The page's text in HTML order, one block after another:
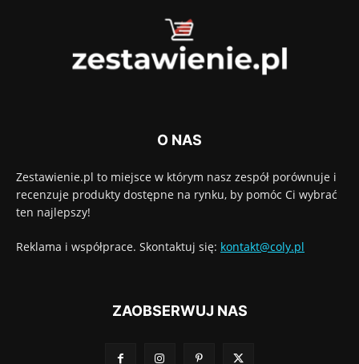
O NAS
Zestawienie.pl to miejsce w którym nasz zespół porównuje i
recenzuje produkty dostępne na rynku, by pomóc Ci wybrać
ten najlepszy!
Reklama i współprace. Skontaktuj się: kontakt@coly.pl
ZAOBSERWUJ NAS